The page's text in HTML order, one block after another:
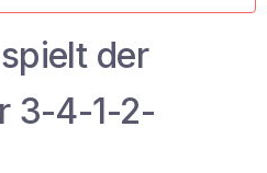
der
3-4-1-2-